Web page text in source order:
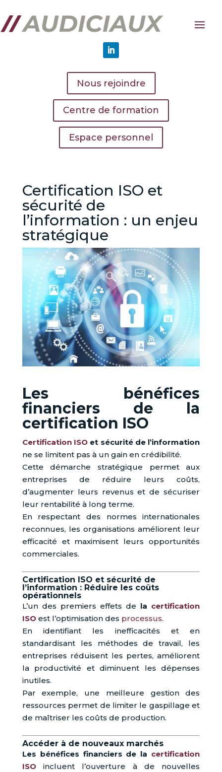
Nous rejoindre
Centre de formation
Espace personnel
Certification ISO et
sécurité de
l’information : un enjeu
stratégique
Les bénéfices
financiers de la
certification ISO
Certification ISO et sécurité de l’information
ne se limitent pas à un gain en crédibilité.
Cette démarche stratégique permet aux
entreprises de réduire leurs coûts,
d’augmenter leurs revenus et de sécuriser
leur rentabilité à long terme.
En respectant des normes internationales
reconnues, les organisations améliorent leur
efficacité et maximisent leurs opportunités
commerciales.
Certification ISO et sécurité de
l’information : Réduire les coûts
opérationnels
L’un des premiers effets de la certification
ISOest l’optimisation des processus.
En identifiant les inefficacités et en
standardisant les méthodes de travail, les
entreprises réduisent les pertes, améliorent
la productivité et diminuent les dépenses
inutiles.
Par exemple, une meilleure gestion des
ressources permet de limiter le gaspillage et
de maîtriser les coûts de production.
Accéder à de nouveaux marchés
Les bénéfices financiers de la certification
ISOincluent l’ouverture à de nouvelles